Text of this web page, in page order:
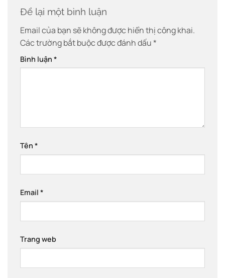
Để lại một bình luận
Email của bạn sẽ không được hiển thị công khai.
Các trường bắt buộc được đánh dấu*
Bình luận *
Tên *
Email *
Trang web